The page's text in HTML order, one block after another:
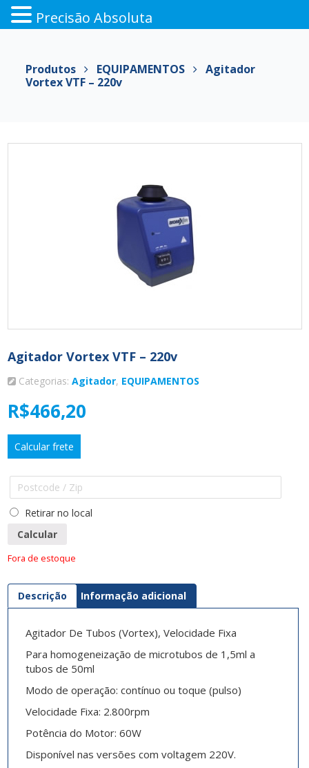
conteúdo
Produtos EQUIPAMENTOS
Agitador
Vortex VTF – 220v
Agitador Vortex VTF – 220v
Categorias: Agitador, EQUIPAMENTOS
R$466,20
Calcular frete
Retirar no local
Calcular
Fora de estoque
Descrição Informação adicional
Agitador De Tubos (Vortex), Velocidade Fixa
Para homogeneização de microtubos de 1,5ml a
tubos de 50ml
Modo de operação: contínuo ou toque (pulso)
Velocidade Fixa: 2.800rpm
Potência do Motor: 60W
Disponível nas versões com voltagem 220V.
Precisão Absoluta